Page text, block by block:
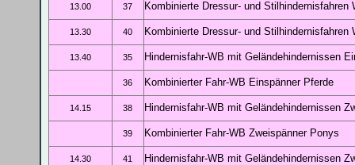
13.00 37 Kombinierte Dressur- und Stilhindernisfahren
13.30 40 Kombinierte Dressur- und Stilhindernisfahren
13.40 35 Hindernisfahr-WB mit Geländehindernissen
36 Kombinierter Fahr-WB Einspänner Pferde
14.15 38 Hindernisfahr-WB mit Geländehindernissen
39 Kombinierter Fahr-WB Zweispänner Ponys
14.30 41 Hindernisfahr-WB mit Geländehindernissen